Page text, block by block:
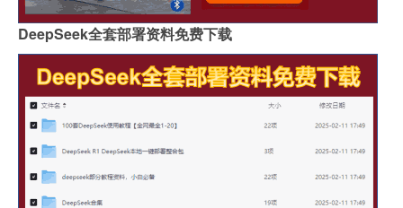
DeepSeek全套部署资料免费下载